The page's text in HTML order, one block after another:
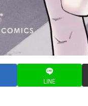
LINE